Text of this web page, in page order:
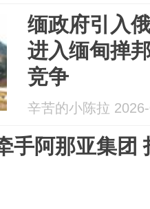
缅政府引入
进入缅甸掸
竞争
辛苦的小陈拉
手阿那亚集团